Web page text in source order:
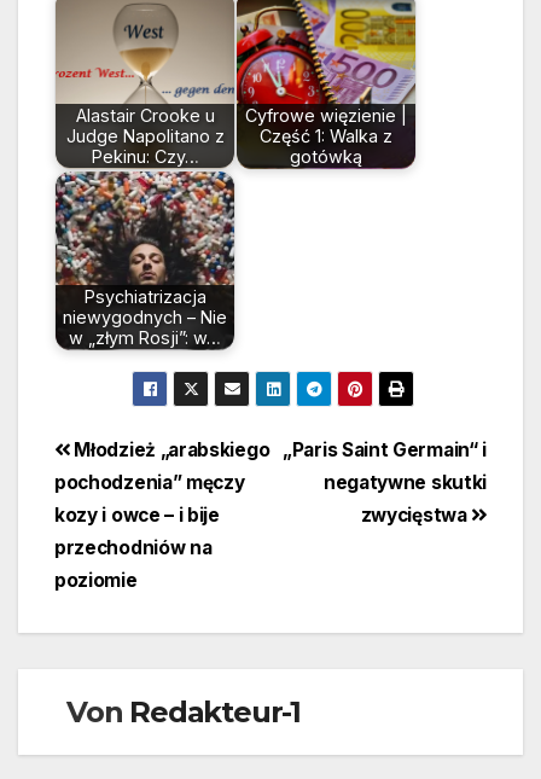
Alastair Crooke u
Judge Napolitano z
Pekinu: Czy…
Cyfrowe więzienie |
Część 1: Walka z
gotówką
Psychiatrizacja
niewygodnych – Nie
w „złym Rosji”: w…
Beitragsnavigation
„Paris Saint Germain“ i
negatywne skutki
zwycięstwa
Młodzież „arabskiego
pochodzenia” męczy
kozy i owce – i bije
przechodniów na
poziomie
Von Redakteur-1